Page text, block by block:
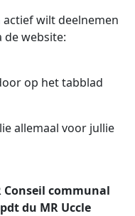
wilt deelnemen
de website:
op het tabblad
allemaal voor jullie
Conseil communal
du MR Uccle